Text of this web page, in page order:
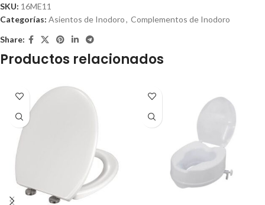
SKU: 16ME11
Categorías: Asientos de Inodoro, Complementos de Inodoro
Share:
Productos relacionados